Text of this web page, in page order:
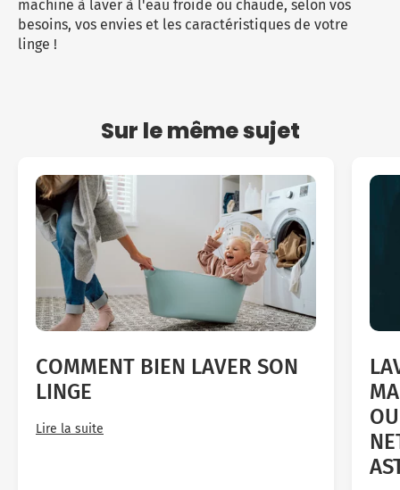
machine à laver à l'eau froide ou chaude, selon vos
besoins, vos envies et les caractéristiques de votre
linge !
Sur le même sujet
COMMENT BIEN LAVER SON
LINGE
Lire la suite